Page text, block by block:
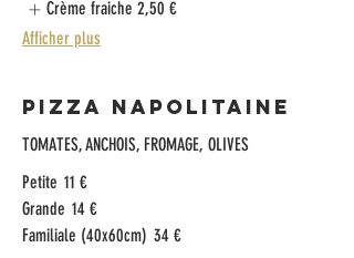
Crème fraiche 2,50 €
Afficher plus
Pizza Napolitaine
TOMATES, ANCHOIS, FROMAGE, OLIVES
Petite 11 €
Grande 14 €
Familiale (40x60cm) 34 €